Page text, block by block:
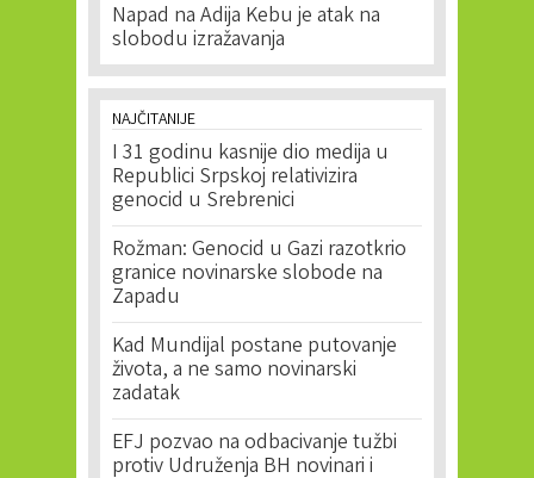
Napad na Adija Kebu je atak na
slobodu izražavanja
NAJČITANIJE
I 31 godinu kasnije dio medija u
Republici Srpskoj relativizira
genocid u Srebrenici
Rožman: Genocid u Gazi razotkrio
granice novinarske slobode na
Zapadu
Kad Mundijal postane putovanje
života, a ne samo novinarski
zadatak
EFJ pozvao na odbacivanje tužbi
protiv Udruženja BH novinari i